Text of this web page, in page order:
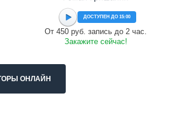
ДОСТУПЕН ДО 15:00
От 450 руб. запись до 2 час.
Закажите сейчас!
ОНЛАЙН